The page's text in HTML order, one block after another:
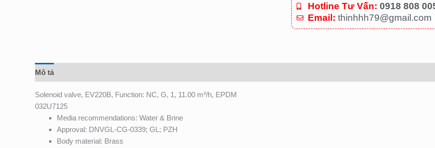
Hotline Tư Vấn: 0918 808
Email: thinhhh79@gmail.com
Mô tả
Solenoid valve, EV220B, Function: NC, G, 1, 11.00 m³/h, EPDM
032U7125
Media recommendations: Water & Brine
Approval: DNVGL-CG-0339; GL; PZH
Body material: Brass